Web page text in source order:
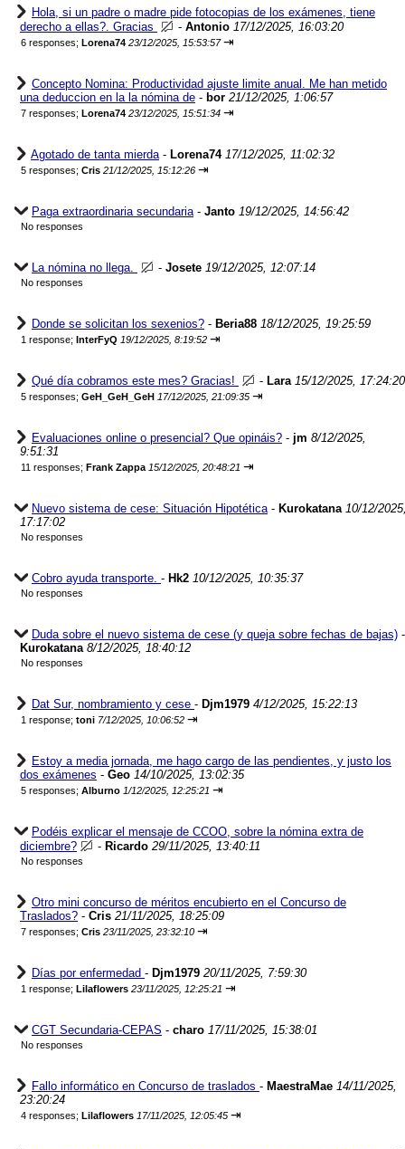
Hola, si un padre o madre pide fotocopias de los exámenes, tiene
derecho a ellas?. Gracias
- Antonio 17/12/2025, 16:03:20
6 responses; Lorena74 23/12/2025, 15:53:57 ⇥
Concepto Nomina: Productividad ajuste limite anual. Me han metido
una deduccion en la la nómina de - bor 21/12/2025, 1:06:57
7 responses; Lorena74 23/12/2025, 15:51:34 ⇥
Agotado de tanta mierda- Lorena74 17/12/2025, 11:02:32
5 responses; Cris 21/12/2025, 15:12:26 ⇥
Paga extraordinaria secundaria- Janto 19/12/2025, 14:56:42
No responses
La nómina no llega. - Josete 19/12/2025, 12:07:14
No responses
Donde se solicitan los sexenios? - Beria88 18/12/2025, 19:25:59
1 response; InterFyQ 19/12/2025, 8:19:52 ⇥
Qué día cobramos este mes? Gracias! - Lara 15/12/2025, 17:24:20
5 responses; GeH_GeH_GeH 17/12/2025, 21:09:35 ⇥
Evaluaciones online o presencial? Que opináis? - jm 8/12/2025,
9:51:31
11 responses; Frank Zappa 15/12/2025, 20:48:21 ⇥
Nuevo sistema de cese: Situación Hipotética- Kurokatana 10/12/
17:17:02
No responses
Cobro ayuda transporte. - Hk2 10/12/2025, 10:35:37
No responses
Duda sobre el nuevo sistema de cese (y queja sobre fechas de bajas) -
Kurokatana 8/12/2025, 18:40:12
No responses
Dat Sur, nombramiento y cese - Djm1979 4/12/2025, 15:22:13
1 response; toni 7/12/2025, 10:06:52 ⇥
Estoy a media jornada, me hago cargo de las pendientes, y justo los
dos exámenes - Geo 14/10/2025, 13:02:35
5 responses; Alburno 1/12/2025, 12:25:21 ⇥
Podéis explicar el mensaje de CCOO, sobre la nómina extra de
diciembre?
- Ricardo 29/11/2025, 13:40:11
No responses
Otro mini concurso de méritos encubierto en el Concurso de
Traslados? - Cris 21/11/2025, 18:25:09
7 responses; Cris 23/11/2025, 23:32:10 ⇥
Días por enfermedad - Djm1979 20/11/2025, 7:59:30
1 response; Lilaflowers 23/11/2025, 12:25:21 ⇥
CGT Secundaria-CEPAS - charo 17/11/2025, 15:38:01
No responses
Fallo informático en Concurso de traslados - MaestraMae 14/11/2025,
23:20:24
4 responses; Lilaflowers 17/11/2025, 12:05:45 ⇥